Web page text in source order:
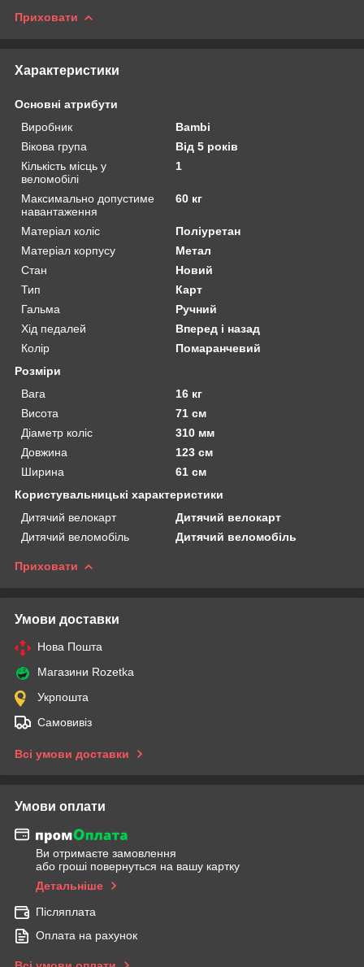
Приховати
Характеристики
Основні атрибути
Виробник
Bambi
Вікова група
Від 5 років
Кількість місць у
веломобілі
1
Максимально допустиме
навантаження
60 кг
Матеріал коліс
Поліуретан
Матеріал корпусу
Метал
Стан
Новий
Тип
Карт
Гальма
Ручний
Хід педалей
Вперед і назад
Колір
Помаранчевий
Розміри
Вага
16 кг
Висота
71 см
Діаметр коліс
310 мм
Довжина
123 см
Ширина
61 см
Користувальницькі характеристики
Дитячий велокарт
Дитячий велокарт
Дитячий веломобіль
Дитячий веломобіль
Приховати
Умови доставки
Нова Пошта
Магазини Rozetka
Укрпошта
Самовивіз
Всі умови доставки
Умови оплати
Ви отримаєте замовлення
або гроші повернуться на вашу картку
Детальніше
Післяплата
Оплата на рахунок